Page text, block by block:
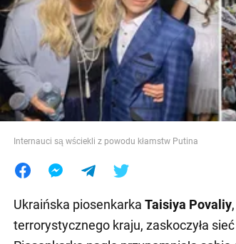
Jedzenie
Internauci są wściekli z powodu kłamstw Putina
Ukraińska piosenkarka Taisiya Povaliy
terrorystycznego kraju, zaskoczyła